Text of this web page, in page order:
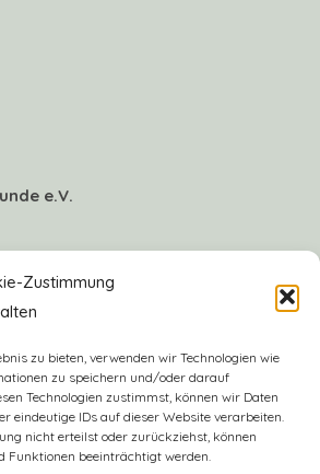
Zustimmung
zu bieten, verwenden wir Technologien wie
zu speichern und/oder darauf
Technologien zustimmst, können wir Daten
eindeutige IDs auf dieser Website verarbeiten.
nicht erteilst oder zurückziehst, können
Funktionen beeinträchtigt werden.
e.V.
Skatbank
0005 3406 16